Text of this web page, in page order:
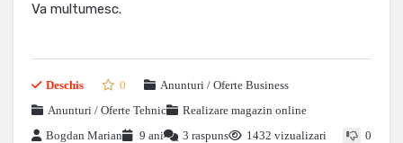
Va multumesc.
Deschis 0
Anunturi / Oferte Business
Anunturi / Oferte Tehnic
Realizare magazin online
Bogdan Marian
9 ani 3 raspuns 1432 vizualizari 0